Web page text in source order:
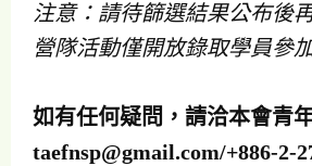
注意：請待篩選結果公布後
營隊活動僅開放錄取學員參
如有任何疑問，請洽本會青
taefnsp@gmail.com/+886-2-